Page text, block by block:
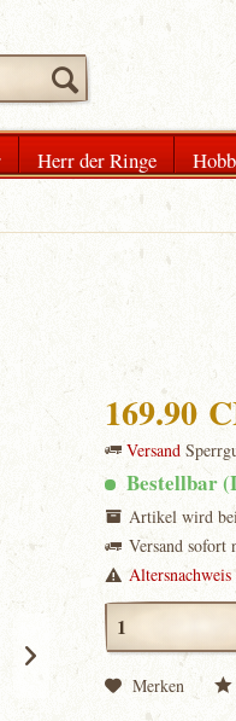
Herr der Ringe
169.90
Versand
Bestellbar
Artikel wird
Versand sofort
Altersnachweis
Merken